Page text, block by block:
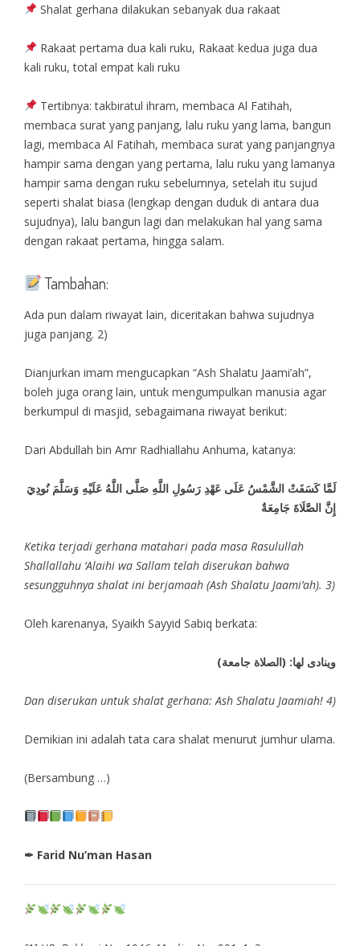
Shalat gerhana dilakukan sebanyak dua rakaat
Rakaat pertama dua kali ruku, Rakaat kedua juga dua
kali ruku, total empat kali ruku
Tertibnya: takbiratul ihram, membaca Al Fatihah,
membaca surat yang panjang, lalu ruku yang lama, bangun
lagi, membaca Al Fatihah, membaca surat yang panjangnya
hampir sama dengan yang pertama, lalu ruku yang lamanya
hampir sama dengan ruku sebelumnya, setelah itu sujud
seperti shalat biasa (lengkap dengan duduk di antara dua
sujudnya), lalu bangun lagi dan melakukan hal yang sama
dengan rakaat pertama, hingga salam.
Tambahan:
Ada pun dalam riwayat lain, diceritakan bahwa sujudnya
juga panjang. 2)
Dianjurkan imam mengucapkan “Ash Shalatu Jaami’ah”,
boleh juga orang lain, untuk mengumpulkan manusia agar
berkumpul di masjid, sebagaimana riwayat berikut:
Dari Abdullah bin Amr Radhiallahu Anhuma, katanya:
لَمَّا كَسَفَتْ الشَّمْسُ عَلَى عَهْدِ رَسُولِ اللَّهِ صَلَّى اللَّهُ عَلَيْهِ وَسَلَّمَ نُودِيَ
إِنَّ الصَّلَاةَ جَامِعَةٌ
Ketika terjadi gerhana matahari pada masa Rasulullah
Shallallahu ‘Alaihi wa Sallam telah diserukan bahwa
sesungguhnya shalat ini berjamaah (Ash Shalatu Jaami’ah). 3)
Oleh karenanya, Syaikh Sayyid Sabiq berkata:
وينادى لها: (الصلاة جامعة)
Dan diserukan untuk shalat gerhana: Ash Shalatu Jaamiah! 4)
Demikian ini adalah tata cara shalat menurut jumhur ulama.
(Bersambung …)
✒ Farid Nu’man Hasan